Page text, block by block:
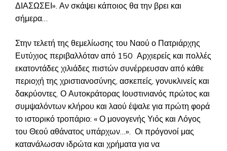
ΔΙΑΣΩΣΕΙ». Αν σκάψει κάποιος θα την βρει και
σήμερα…
Στην τελετή της θεμελίωσης του Ναού ο Πατριάρχης
Ευτύχιος περιβαλλόταν από 150 Αρχιερείς και πολλές
εκατοντάδες χιλιάδες πιστών συνέρρευσαν από κάθε
περιοχή της χριστιανοσύνης, ασκεπείς, γονυκλινείς και
δακρύοντες. Ο Αυτοκράτορας Ιουστινιανός πρώτος και
συμψαλόντων κλήρου και λαού έψαλε για πρώτη φορά
το ιστορικό τροπάριο: « Ο μονογενής Υιός και Λόγος
του Θεού αθάνατος υπάρχων…». Οι πρόγονοί μας
κατανάλωσαν ιδρώτα και χρήματα για να